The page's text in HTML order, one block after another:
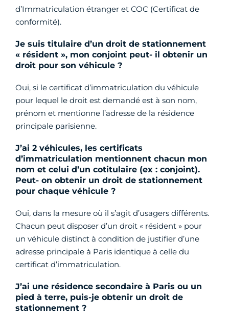
d’Immatriculation étranger et COC (Certificat de
conformité).
Je suis titulaire d’un droit de stationnement
« résident », mon conjoint peut- il obtenir un
droit pour son véhicule ?
Oui, si le certificat d’immatriculation du véhicule
pour lequel le droit est demandé est à son nom,
prénom et mentionne l’adresse de la résidence
principale parisienne.
J’ai 2 véhicules, les certificats
d’immatriculation mentionnent chacun mon
nom et celui d’un cotitulaire (ex : conjoint).
Peut- on obtenir un droit de stationnement
pour chaque véhicule ?
Oui, dans la mesure où il s’agit d’usagers différents.
Chacun peut disposer d’un droit « résident » pour
un véhicule distinct à condition de justifier d’une
adresse principale à Paris identique à celle du
certificat d’immatriculation.
J’ai une résidence secondaire à Paris ou un
pied à terre, puis-je obtenir un droit de
stationnement ?